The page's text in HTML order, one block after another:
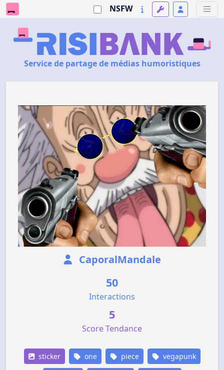
NSFW
Service de partage de médias humoristiques
CaporalMandale
50
Interactions
5
Score Tendance
sticker one piece vegapunk